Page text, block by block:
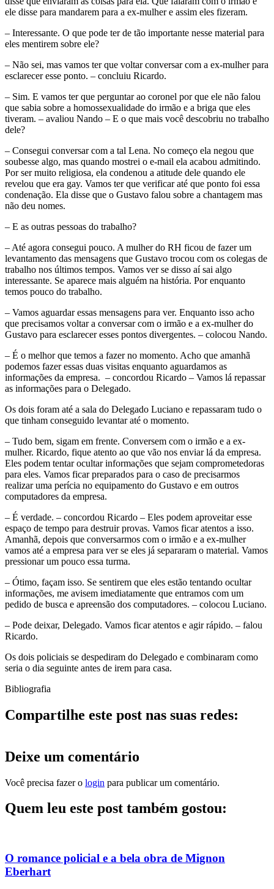
ele disse para mandarem para a ex-mulher e assim eles fizeram.
– Interessante. O que pode ter de tão importante nesse material para
eles mentirem sobre ele?
– Não sei, mas vamos ter que voltar conversar com a ex-mulher para
esclarecer esse ponto. – concluiu Ricardo.
– Sim. E vamos ter que perguntar ao coronel por que ele não falou
que sabia sobre a homossexualidade do irmão e a briga que eles
tiveram. – avaliou Nando – E o que mais você descobriu no trabalho
dele?
– Consegui conversar com a tal Lena. No começo ela negou que
soubesse algo, mas quando mostrei o e-mail ela acabou admitindo.
Por ser muito religiosa, ela condenou a atitude dele quando ele
revelou que era gay. Vamos ter que verificar até que ponto foi essa
condenação. Ela disse que o Gustavo falou sobre a chantagem mas
não deu nomes.
– E as outras pessoas do trabalho?
– Até agora consegui pouco. A mulher do RH ficou de fazer um
levantamento das mensagens que Gustavo trocou com os colegas de
trabalho nos últimos tempos. Vamos ver se disso aí sai algo
interessante. Se aparece mais alguém na história. Por enquanto
temos pouco do trabalho.
– Vamos aguardar essas mensagens para ver. Enquanto isso acho
que precisamos voltar a conversar com o irmão e a ex-mulher do
Gustavo para esclarecer esses pontos divergentes. – colocou Nando.
– É o melhor que temos a fazer no momento. Acho que amanhã
podemos fazer essas duas visitas enquanto aguardamos as
informações da empresa. – concordou Ricardo – Vamos lá repassar
as informações para o Delegado.
Os dois foram até a sala do Delegado Luciano e repassaram tudo o
que tinham conseguido levantar até o momento.
– Tudo bem, sigam em frente. Conversem com o irmão e a ex-
mulher. Ricardo, fique atento ao que vão nos enviar lá da empresa.
Eles podem tentar ocultar informações que sejam comprometedoras
para eles. Vamos ficar preparados para o caso de precisarmos
realizar uma perícia no equipamento do Gustavo e em outros
computadores da empresa.
– É verdade. – concordou Ricardo – Eles podem aproveitar esse
espaço de tempo para destruir provas. Vamos ficar atentos a isso.
Amanhã, depois que conversarmos com o irmão e a ex-mulher
vamos até a empresa para ver se eles já separaram o material. Vamos
pressionar um pouco essa turma.
– Ótimo, façam isso. Se sentirem que eles estão tentando ocultar
informações, me avisem imediatamente que entramos com um
pedido de busca e apreensão dos computadores. – colocou Luciano.
– Pode deixar, Delegado. Vamos ficar atentos e agir rápido. – falou
Ricardo.
Os dois policiais se despediram do Delegado e combinaram como
seria o dia seguinte antes de irem para casa.
Bibliografia
Compartilhe este post nas suas redes:
Deixe um comentário
Você precisa fazer o login para publicar um comentário.
Quem leu este post também gostou:
O romance policial e a bela obra de Mignon
Eberhart